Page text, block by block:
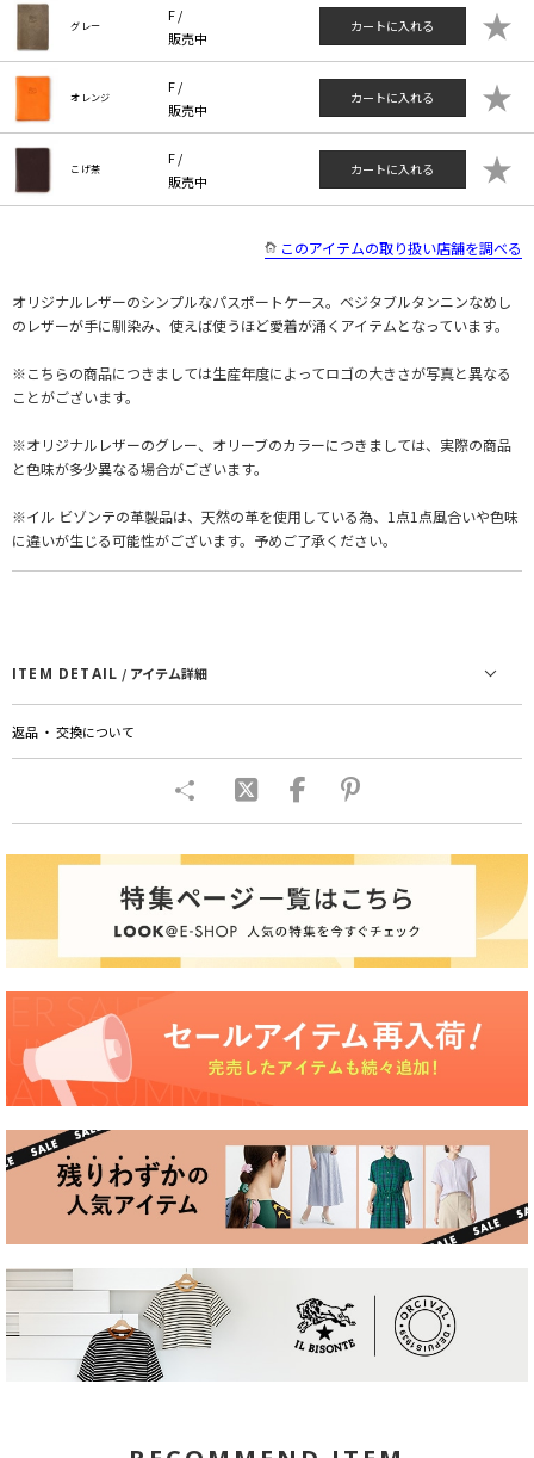
グレー
F /
販売中
カートに入れる ★
オレンジ
F /
販売中
カートに入れる ★
こげ茶
F /
販売中
カートに入れる ★
このアイテムの取り扱い店舗を調べる
オリジナルレザーのシンプルなパスポートケース。ベジタブルタンニンなめし
のレザーが手に馴染み、使えば使うほど愛着が涌くアイテムとなっています。
※こちらの商品につきましては生産年度によってロゴの大きさが写真と異なる
ことがございます。
※オリジナルレザーのグレー、オリーブのカラーにつきましては、実際の商品
と色味が多少異なる場合がございます。
※イル ビゾンテの革製品は、天然の革を使用している為、1点1点風合いや色味
に違いが生じる可能性がございます。予めご了承ください。
ITEM DETAIL / アイテム詳細
返品 ・ 交換について